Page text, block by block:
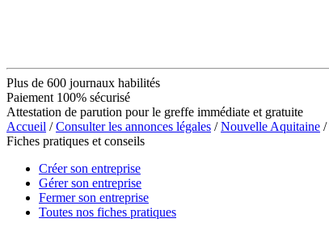
Plus de 600 journaux habilités
Paiement 100% sécurisé
Attestation de parution pour le greffe immédiate et gratuite
Accueil /Consulter les annonces légales /Nouvelle Aquitaine /
Fiches pratiques et conseils
Créer son entreprise
Gérer son entreprise
Fermer son entreprise
Toutes nos fiches pratiques